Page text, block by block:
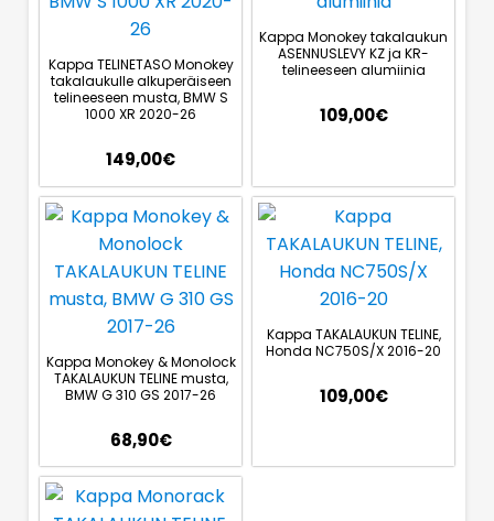
Kappa TELINETASO Monokey
takalaukulle alkuperäiseen
telineeseen musta, BMW S
1000 XR 2020-26
149,00€
Kappa Monokey takalaukun
ASENNUSLEVY KZ ja KR-
telineeseen alumiinia
109,00€
Kappa Monokey & Monolock
TAKALAUKUN TELINE musta,
BMW G 310 GS 2017-26
68,90€
Kappa TAKALAUKUN TELINE,
Honda NC750S/X 2016-20
109,00€